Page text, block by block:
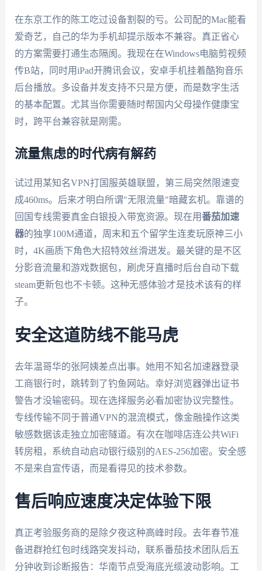
在东京工作的陈工吃过设备割裂的亏。公司配的Mac能看
爱奇艺，自己的华为手机却提示版本不兼容。真正省心
的方案需要打通生态隔阂。我现在在Windows电脑剪视频
传B站，同时用iPad开腾讯会议，安卓手机挂着酷狗音乐
后台播放。多设备并发支持不只是方便，而是数字生活
的基本配置。尤其当你需要随时帮国内父母操作健康宝
时，跨平台兼容就是刚需。
流量焦虑的时代病有解药
试过用某知名VPN打国服英雄联盟，第三局突然限速变
成460ms。后来才明白所谓"无限流量"暗藏玄机。靠谱的
回国专线需要真金白银投入带宽资源。现在用番茄加速
器的独享100M通道，周末和五个留学生连麦玩原神三小
时，4K画质下角色大招特效丝滑迸发。最关键的是不区
分影音流量和游戏数据包，刷虎牙直播时后台自动下载
steam更新包也不卡顿。这种无感体验才是技术该有的样
子。
安全这道防线不能马虎
去年温哥华的张阿姨差点出事。她用不知名加速器登录
工商银行时，跳转到了钓鱼网站。幸好浏览器弹出证书
警告才没输密码。现在选择服务必看加密协议完整性。
专线传输不同于普通VPN的混流模式，像金融操作这类
敏感数据该走独立加密隧道。有次在咖啡店连公共WiFi
转房租，系统自动启动银行级别的AES-256加密。安全感
不是来自宣传语，而是看得见的技术参数。
售后响应速度决定体验下限
真正考验服务商的是除夕夜这种高峰时段。去年春节准
备进群抢红包时线路突发抖动，联系番茄技术团队后五
分钟收到诊断报告：华南节点受海底光缆波动影响。工